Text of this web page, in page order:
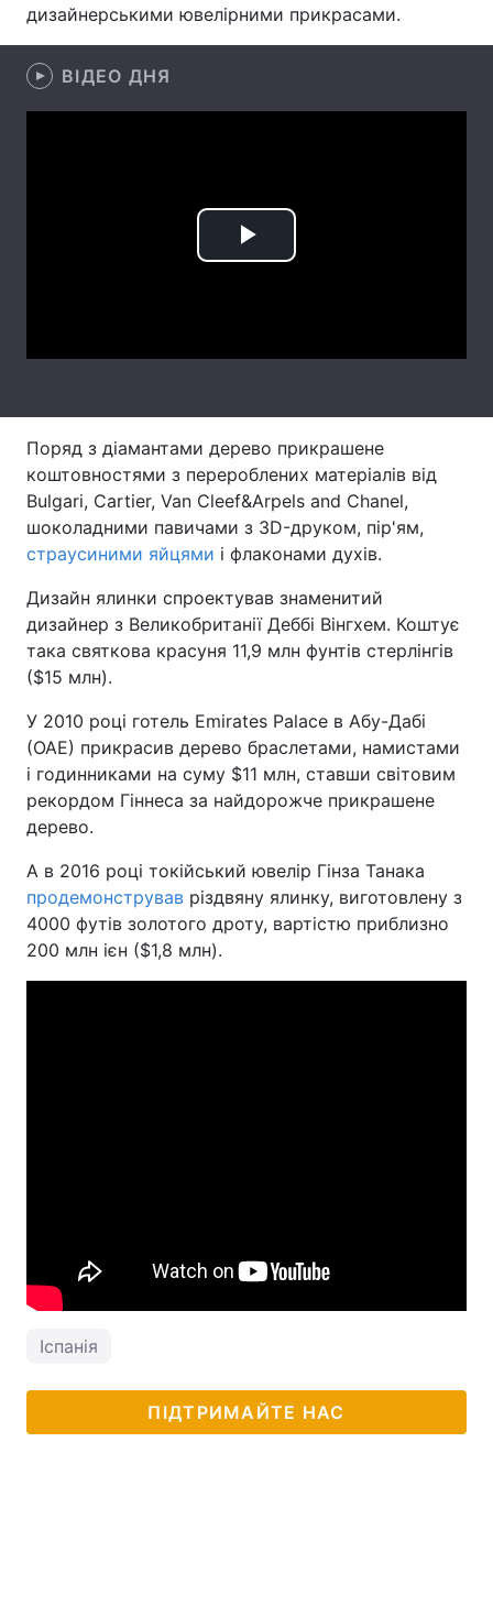
Екологія Регіони
Лонгріди
Тема оформлення
дизайнерськими ювелірними прикрасами.
ВІДЕО ДНЯ
Play
Поряд з діамантами дерево прикрашене
коштовностями з перероблених матеріалів від
Bulgari, Cartier, Van Cleef&Arpels and Chanel,
шоколадними павичами з 3D-друком, пір'ям,
страусиними яйцями і флаконами духів.
Дизайн ялинки спроектував знаменитий
дизайнер з Великобританії Деббі Вінгхем. Коштує
така святкова красуня 11,9 млн фунтів стерлінгів
($15 млн).
У 2010 році готель Emirates Palace в Абу-Дабі
(ОАЕ) прикрасив дерево браслетами, намистами
і годинниками на суму $11 млн, ставши світовим
рекордом Гіннеса за найдорожче прикрашене
дерево.
А в 2016 році токійський ювелір Гінза Танака
продемонстрував різдвяну ялинку, виготовлену з
4000 футів золотого дроту, вартістю приблизно
200 млн ієн ($1,8 млн).
Іспанія
ПІДТРИМАЙТЕ НАС